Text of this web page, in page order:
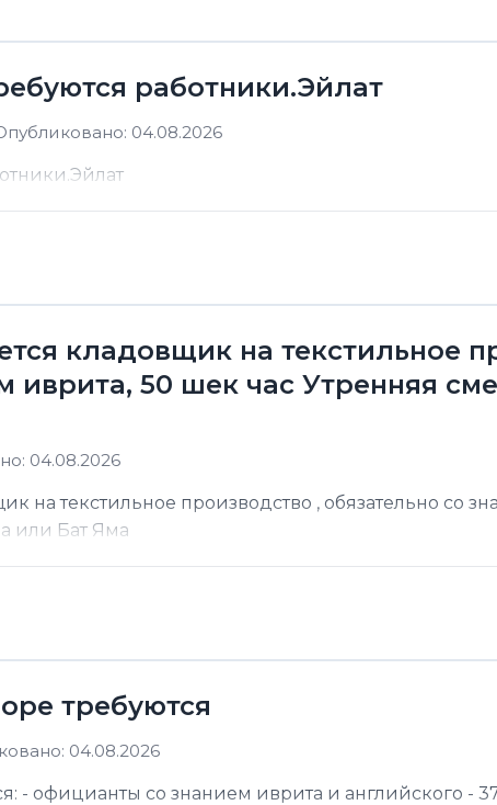
работники.Эйлат
04.08.2026
кладовщик на текстильное
иврита, 50 шек час Утренняя
04.08.2026
на текстильное производство , обязательно со
или Бат Яма
требуются
04.08.2026
- официанты со знанием иврита и английского -